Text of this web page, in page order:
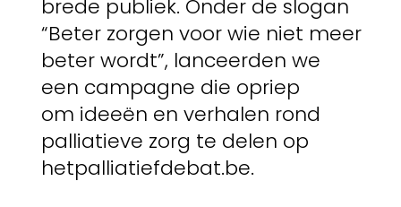
brede publiek. Onder de slogan
“Beter zorgen voor wie niet meer
beter wordt”, lanceerden we
een campagne die opriep
om ideeën en verhalen rond
palliatieve zorg te delen op
hetpalliatiefdebat.be.